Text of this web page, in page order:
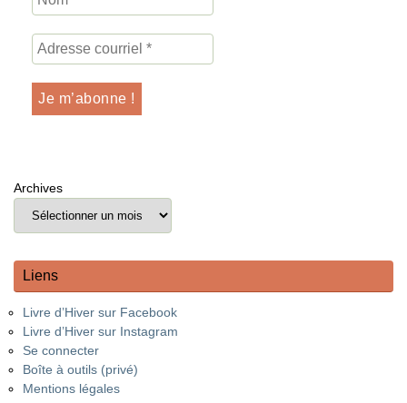
Archives
Liens
Livre d’Hiver sur Facebook
Livre d’Hiver sur Instagram
Se connecter
Boîte à outils (privé)
Mentions légales